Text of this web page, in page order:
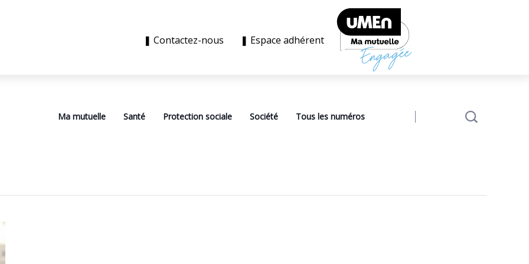
❚ Contactez-nous ❚ Espace adhérent
Ma mutuelle Santé Protection sociale Société Tous les numéros